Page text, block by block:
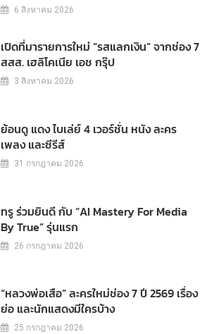
6 สิงหาคม 2026
เปิดที่มารายการใหม่ “รสแลกเงิน” จากช่อง 7
สสส. เฮลิโคเนีย เอช กรุ๊ป
3 สิงหาคม 2026
ย้อนดู แดง ไบเล่ย์ 4 เวอร์ชั่น หนัง ละคร
เพลง และซีรีส์
31 กรกฎาคม 2026
ทรู ร่วมยินดี กับ “AI Mastery For Media
By True” รุ่นแรก
26 กรกฎาคม 2026
“หลวงพ่อเสือ” ละครใหม่ช่อง 7 ปี 2569 เรื่อง
ย่อ และนักแสดงมีใครบ้าง
25 กรกฎาคม 2026